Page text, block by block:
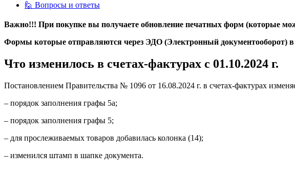
🙋 Вопросы и ответы
Важно!!! При покупке вы получаете обновление печатных форм (которые
Формы которые отправляются через ЭДО (Электронный документооборот)
Что изменилось в счетах-фактурах с 01.10.2024 г.
Постановлением Правительства № 1096 от 16.08.2024 г. в счетах-фактурах
– порядок заполнения графы 5а;
– порядок заполнения графы 5;
– для прослеживаемых товаров добавилась колонка (14);
– изменился штамп в шапке документа.